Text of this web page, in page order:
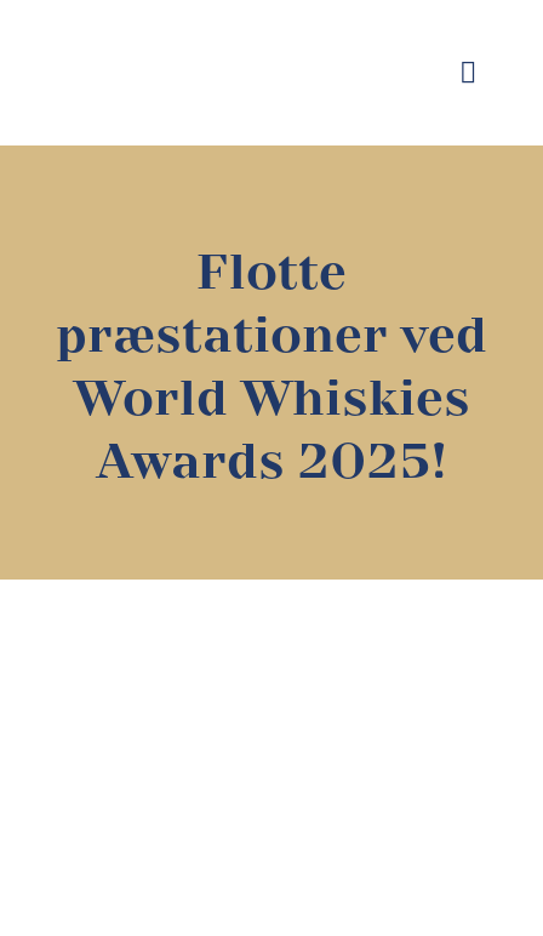
Toggle
Om
Flotte
præstationer ved
World Whiskies
Awards 2025!